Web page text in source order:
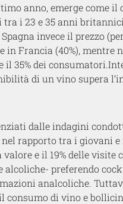
anno, emerge comeil
i 23 e 35 anni
inveceil prezzo (
in Francia (40%), mentre
il 35%dei consumatori.
di un vino supera
dalle indagini
rapporto tra i giovani e
valoree il 19% delle visite
alcoliche- preferendo
analcoliche.
di vino e